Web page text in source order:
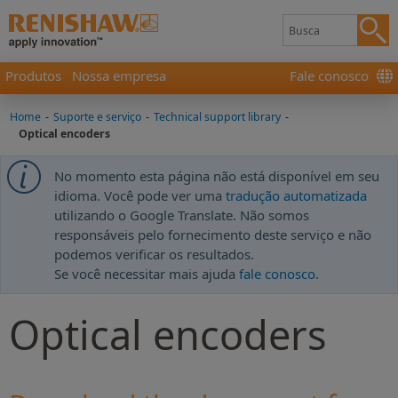
Produtos Nossa empresa Fale conosco
Home - Suporte e serviço - Technical support library -
Optical encoders
No momento esta página não está disponível em seu
idioma. Você pode ver uma tradução automatizada
utilizando o Google Translate. Não somos
responsáveis pelo fornecimento deste serviço e não
podemos verificar os resultados.
Se você necessitar mais ajuda fale conosco.
Optical encoders